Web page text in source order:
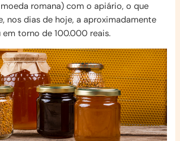
romana) com o apiário, o que
nos dias de hoje, a aproximadamente
torno de 100.000 reais.